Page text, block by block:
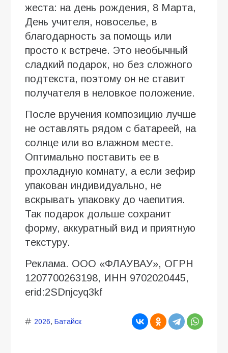
жеста: на день рождения, 8 Марта,
День учителя, новоселье, в
благодарность за помощь или
просто к встрече. Это необычный
сладкий подарок, но без сложного
подтекста, поэтому он не ставит
получателя в неловкое положение.
После вручения композицию лучше
не оставлять рядом с батареей, на
солнце или во влажном месте.
Оптимально поставить ее в
прохладную комнату, а если зефир
упакован индивидуально, не
вскрывать упаковку до чаепития.
Так подарок дольше сохранит
форму, аккуратный вид и приятную
текстуру.
Реклама. ООО «ФЛАУВАУ», ОГРН
1207700263198, ИНН 9702020445,
erid:2SDnjcyq3kf
2026, Батайск